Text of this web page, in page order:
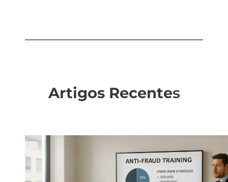
Artigos Recentes